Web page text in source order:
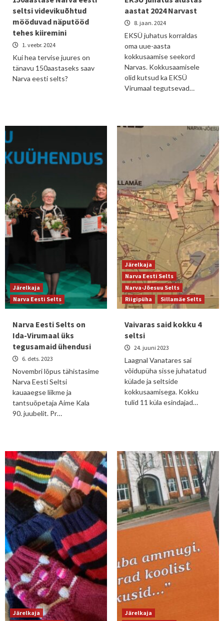
seltsi videvikuõhtud
mööduvad näputööd
tehes kiiremini
1. veebr. 2024
Kui hea tervise juures on
tänavu 150aastaseks saav
Narva eesti selts?
aastat 2024 Narvast
8. jaan. 2024
EKSÜ juhatus korraldas
oma uue-aasta
kokkusaamise seekord
Narvas. Kokkusaamisele
olid kutsud ka EKSÜ
Virumaal tegutsevad…
Järelkaja
Narva Eesti Selts
Narva Eesti Selts on
Ida-Virumaal üks
tegusamaid ühendusi
6. dets. 2023
Novembri lõpus tähistasime
Narva Eesti Seltsi
kauaaegse liikme ja
tantsuõpetaja Aime Kala
90. juubelit. Pr…
Järelkaja
Narva Eesti Selts
Narva-Jõesuu Selts
Riigipüha
Sillamäe Selts
Vaivaras said kokku 4
seltsi
24. juuni 2023
Laagnal Vanatares sai
võidupüha sisse juhatatud
külade ja seltside
kokkusaamisega. Kokku
tulid 11 küla esindajad…
Järelkaja
Järelkaja